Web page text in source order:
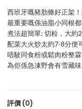
西班牙嘅豬肋條好正架
最重要嘅係油脂小同根都
煮法超簡單: 切粒，大約
配菜大火炒太約7-8分便
唔駛同食粉或鬆肉粉整
為佢係急凍野會有雪藏味
評價 (0)